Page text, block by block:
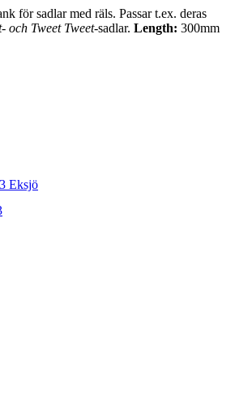
för sadlar med räls. Passar t.ex. deras
och Tweet Tweet-sadlar. Length: 300mm
Eksjö